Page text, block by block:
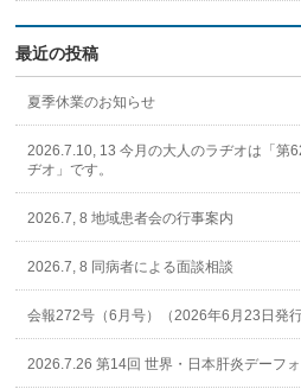
最近の投稿
夏季休業のお知らせ
2026.7.10, 13 今月の大人のラヂオは「第
ヂオ」です。
2026.7, 8 地域患者会の行事案内
2026.7, 8 同病者による面談相談
会報272号（6月号）（2026年6月23日発行
2026.7.26 第14回 世界・日本肝炎デーフ